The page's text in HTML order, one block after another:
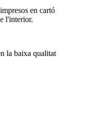
en cartó
l'interior.
la baixa qualitat